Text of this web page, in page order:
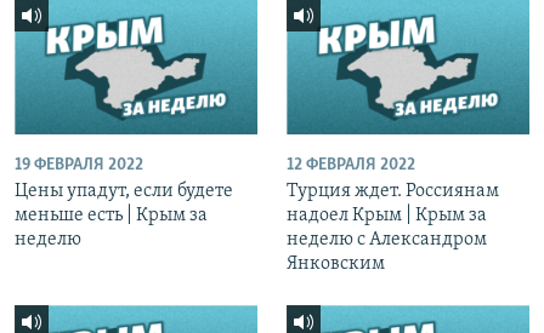
19 ФЕВРАЛЯ 2022
Цены упадут, если будете
меньше есть | Крым за
неделю
12 ФЕВРАЛЯ 2022
Турция ждет. Россиянам
надоел Крым | Крым за
неделю с Александром
Янковским